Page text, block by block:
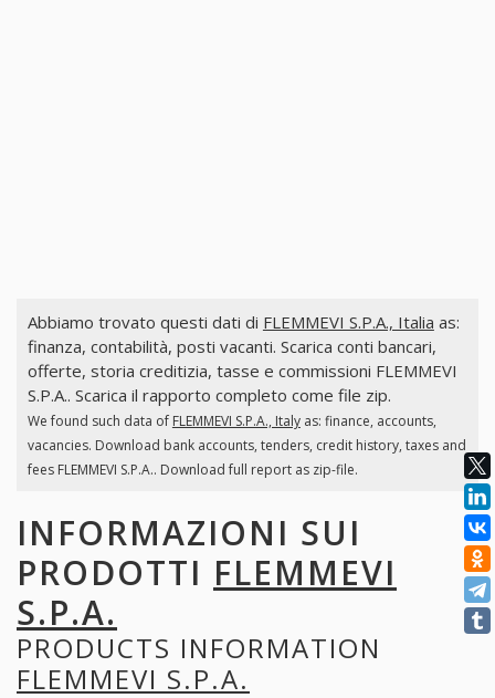
Abbiamo trovato questi dati di FLEMMEVI S.P.A., Italia as:
finanza, contabilità, posti vacanti. Scarica conti bancari,
offerte, storia creditizia, tasse e commissioni FLEMMEVI
S.P.A.. Scarica il rapporto completo come file zip.
We found such data of FLEMMEVI S.P.A., Italyas: finance, accounts,
vacancies. Download bank accounts, tenders, credit history, taxes and
fees FLEMMEVI S.P.A.. Download full report as zip-file.
INFORMAZIONI SUI
PRODOTTI FLEMMEVI
S.P.A.
PRODUCTS INFORMATION
FLEMMEVI S.P.A.